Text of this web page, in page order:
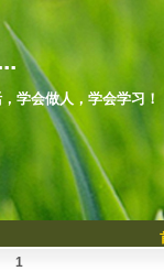
学会做人，学会学习！
1